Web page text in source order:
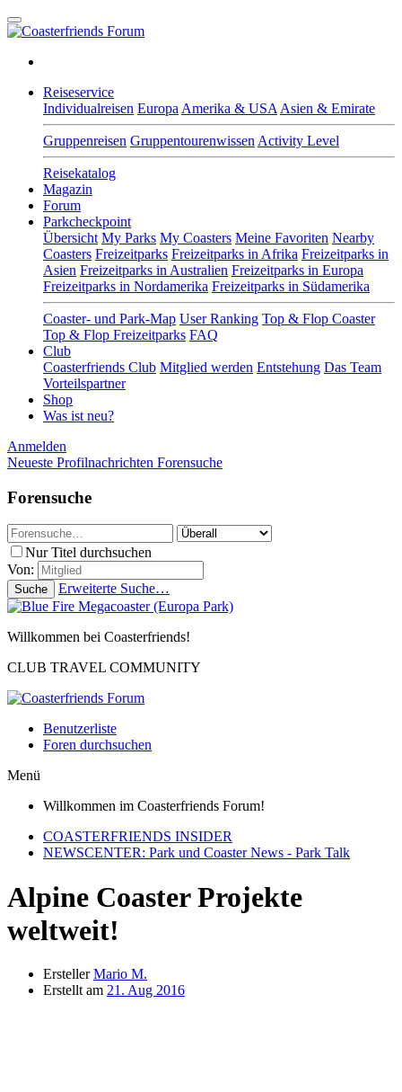
Reiseservice
Individualreisen Europa Amerika & USA Asien & Emirate
Gruppenreisen Gruppentourenwissen Activity Level
Reisekatalog
Magazin
Forum
Parkcheckpoint
Übersicht My Parks My Coasters Meine Favoriten Nearby
Coasters Freizeitparks Freizeitparks in Afrika Freizeitparks in
Asien Freizeitparks in Australien Freizeitparks in Europa
Freizeitparks in Nordamerika Freizeitparks in Südamerika
Coaster- und Park-Map User Ranking Top & Flop Coaster
Top & Flop Freizeitparks FAQ
Club
Coasterfriends Club Mitglied werden Entstehung Das Team
Vorteilspartner
Shop
Was ist neu?
Anmelden
Neueste Profilnachrichten Forensuche
Forensuche
Nur Titel durchsuchen
Von:
Suche Erweiterte Suche…
Willkommen bei Coasterfriends!
CLUB TRAVEL COMMUNITY
Benutzerliste
Foren durchsuchen
Menü
Willkommen im Coasterfriends Forum!
COASTERFRIENDS INSIDER
NEWSCENTER: Park und Coaster News - Park Talk
Alpine Coaster Projekte
weltweit!
Ersteller Mario M.
Erstellt am 21. Aug 2016